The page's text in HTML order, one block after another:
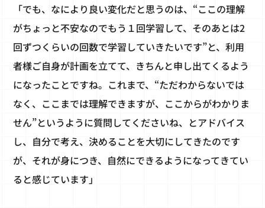
「でも、なにより良い変化だと思うのは、“ここの理解
がちょっと不安なのでもう１回学習して、そのあとは2
回ずつくらいの回数で学習していきたいです”と、利用
者様ご自身が計画を立てて、きちんと申し出てくるよう
になったことですね。これまで、“ただわからないでは
なく、ここまでは理解できますが、ここからがわかりま
せん”というように質問してくださいね、とアドバイス
し、自分で考え、決めることを大切にしてきたのです
が、それが身につき、自然にできるようになってきてい
ると感じています」